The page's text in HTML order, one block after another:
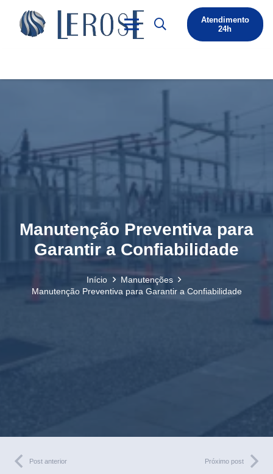
Atendimento
24h
Manutenção Preventiva para
Garantir a Confiabilidade
Início
Manutenções
Manutenção Preventiva para Garantir a Confiabilidade
Post anterior Próximo post